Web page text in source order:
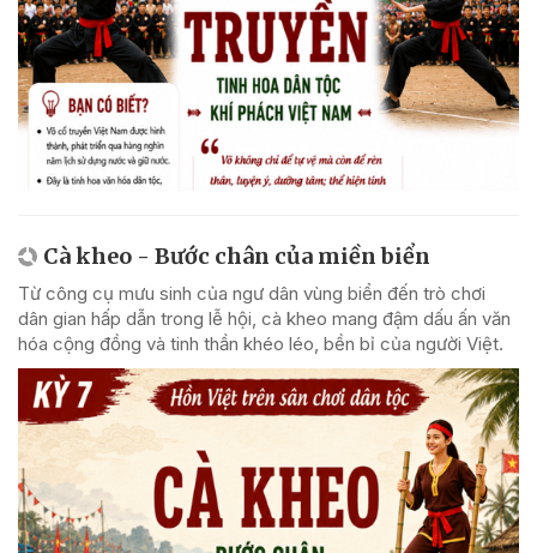
Cà kheo - Bước chân của miền biển
Từ công cụ mưu sinh của ngư dân vùng biển đến trò chơi
dân gian hấp dẫn trong lễ hội, cà kheo mang đậm dấu ấn văn
hóa cộng đồng và tinh thần khéo léo, bền bỉ của người Việt.